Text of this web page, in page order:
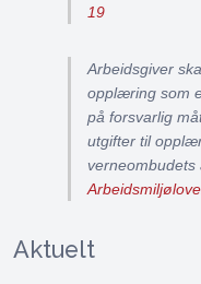
19
Arbeidsgiver
opplæring som
på forsvarlig
utgifter til
verneombudets
Aktuelt